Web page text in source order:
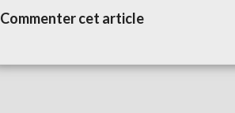
Commenter cet article